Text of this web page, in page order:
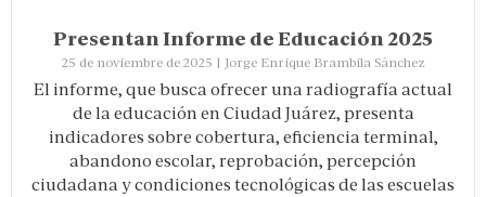
Presentan Informe de Educación 2025
25 de noviembre de 2025 | Jorge Enrique Brambila Sánchez
El informe, que busca ofrecer una radiografía actual
de la educación en Ciudad Juárez, presenta
indicadores sobre cobertura, eficiencia terminal,
abandono escolar, reprobación, percepción
ciudadana y condiciones tecnológicas de las escuelas